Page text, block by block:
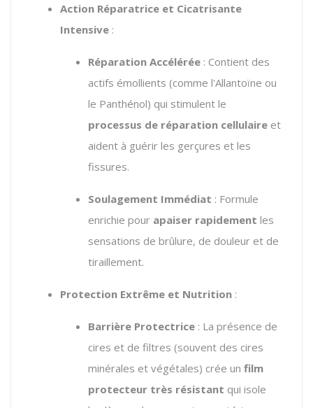
Action Réparatrice et Cicatrisante
Intensive :
Réparation Accélérée : Contient des
actifs émollients (comme l'Allantoïne ou
le Panthénol) qui stimulent le
processus de réparation cellulaire et
aident à guérir les gerçures et les
fissures.
Soulagement Immédiat : Formule
enrichie pour apaiser rapidement les
sensations de brûlure, de douleur et de
tiraillement.
Protection Extrême et Nutrition :
Barrière Protectrice : La présence de
cires et de filtres (souvent des cires
minérales et végétales) crée un film
protecteur très résistant qui isole